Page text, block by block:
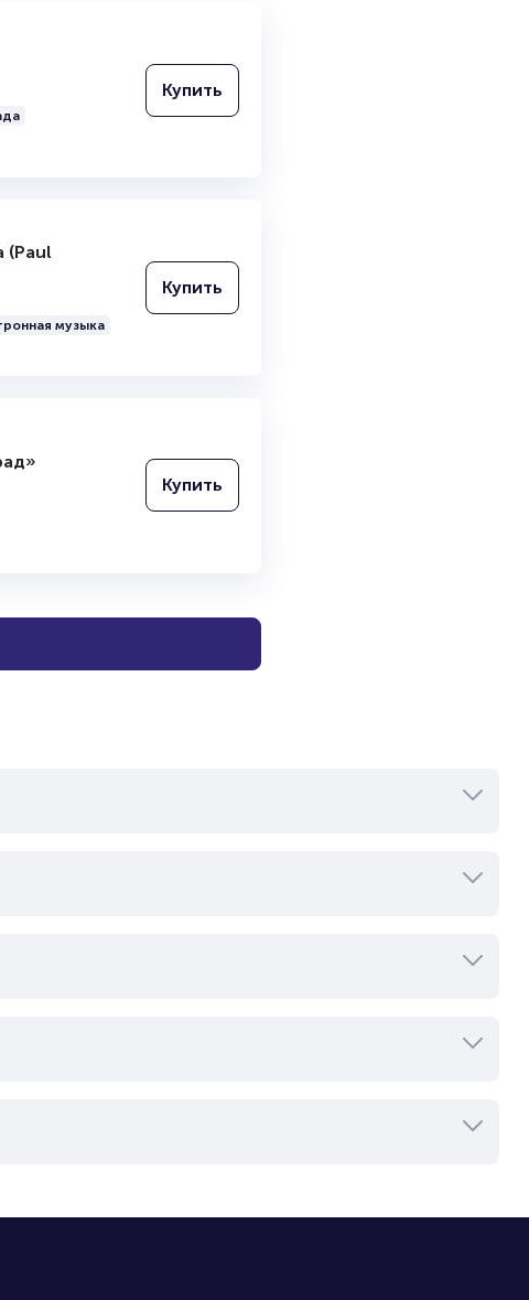
Купить
(Paul
музыка
Купить
Купить